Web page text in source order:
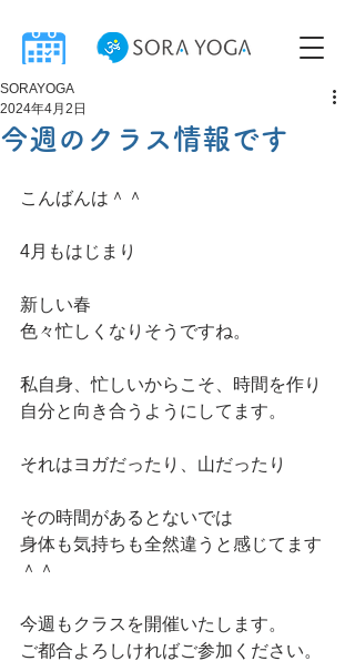
今週のクラス情報です
SORAYOGA
2024年4月2日
こんばんは＾＾
4月もはじまり
新しい春
色々忙しくなりそうですね。
私自身、忙しいからこそ、時間を作り
自分と向き合うようにしてます。
それはヨガだったり、山だったり
その時間があるとないでは
身体も気持ちも全然違うと感じてます
＾＾
今週もクラスを開催いたします。
ご都合よろしければご参加ください。